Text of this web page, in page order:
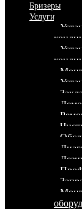
Бризеры
Услуги